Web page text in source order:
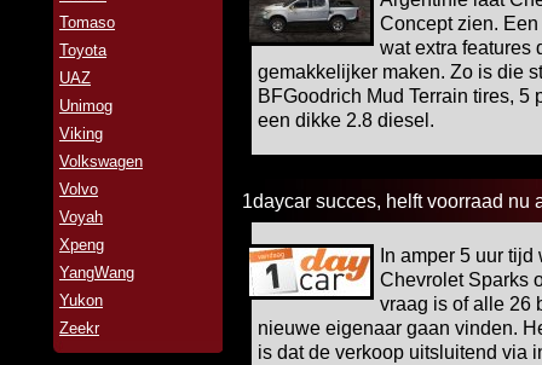
Tomaso
Toyota
UAZ
Unimog
Viking
Volkswagen
Volvo
Voyah
Xpeng
YangWang
Yukon
Zeekr
Concept zien.
wat extra features
gemakkelijker maken. Zo is die
BFGoodrich Mud Terrain tires,
een dikke 2.8 diesel.
1daycar succes, helft voorraad nu
In amper 5 uur
Chevrolet Sparks
vraag is of alle 26
nieuwe eigenaar gaan vinden.
is dat de verkoop uitsluitend via